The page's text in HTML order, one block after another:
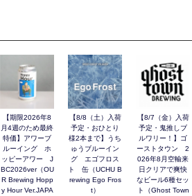
【期限2026年8
月4週のため最終
特価】アワーブ
ルーイング ホ
ッピーアワー J
BC2026ver（OU
R Brewing Hopp
y Hour Ver.JAPA
【8/8（土）入荷
予定・おひとり
様2本まで】うち
ゅうブルーイン
グ エゴフロス
ト 缶（UCHU B
rewing Ego Fros
t）
【8/7（金）入荷
予定・鬼推しブ
ルワリー！】ゴ
ーストタウン 2
026年8月空輸来
日クリアで爽快
なビール6種セッ
ト（Ghost Town